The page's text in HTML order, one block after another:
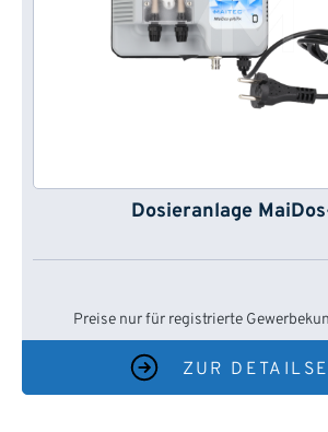
Dosieranlage
Preise nur für registrierte
ZUR